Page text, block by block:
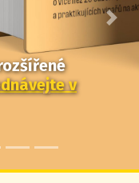
v
Další